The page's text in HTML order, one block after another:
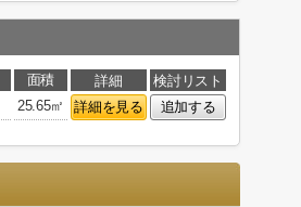
面積 詳細
検討リスト
25.65㎡ 詳細を見る 追加する